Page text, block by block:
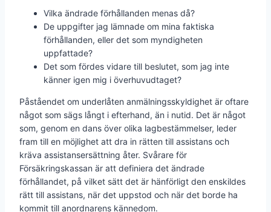
Vilka ändrade förhållanden menas då?
De uppgifter jag lämnade om mina faktiska
förhållanden, eller det som myndigheten
uppfattade?
Det som fördes vidare till beslutet, som jag inte
känner igen mig i överhuvudtaget?
Påståendet om underlåten anmälningsskyldighet är oftare
något som sägs långt i efterhand, än i nutid. Det är något
som, genom en dans över olika lagbestämmelser, leder
fram till en möjlighet att dra in rätten till assistans och
kräva assistansersättning åter. Svårare för
Försäkringskassan är att definiera det ändrade
förhållandet, på vilket sätt det är hänförligt den enskildes
rätt till assistans, när det uppstod och när det borde ha
kommit till anordnarens kännedom.